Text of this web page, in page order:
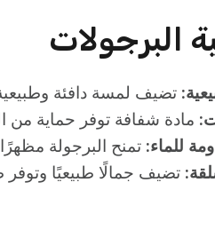
البرجولات
تضيف لمسة دافئة
مادة شفافة توفر حماية من
للماء: تمنح البرجولة
تضيف جمالًا طبيعيًا وتوفر